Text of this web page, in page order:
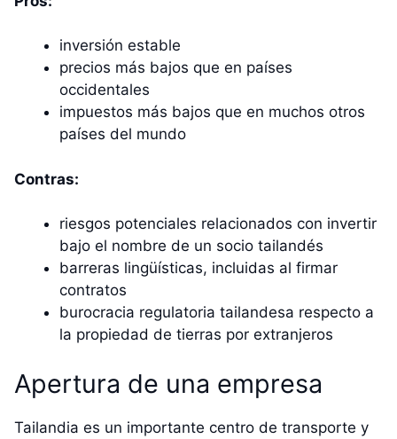
inversión estable
precios más bajos que en países
occidentales
impuestos más bajos que en muchos otros
países del mundo
Contras:
riesgos potenciales relacionados con invertir
bajo el nombre de un socio tailandés
barreras lingüísticas, incluidas al firmar
contratos
burocracia regulatoria tailandesa respecto a
la propiedad de tierras por extranjeros
Apertura de una empresa
Tailandia es un importante centro de transporte y